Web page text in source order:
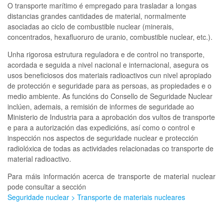
O transporte marítimo é empregado para trasladar a longas
distancias grandes cantidades de material, normalmente
asociadas ao ciclo de combustible nuclear (minerais,
concentrados, hexafluoruro de uranio, combustible nuclear, etc.).
Unha rigorosa estrutura reguladora e de control no transporte,
acordada e seguida a nivel nacional e internacional, asegura os
usos beneficiosos dos materiais radioactivos cun nivel apropiado
de protección e seguridade para as persoas, as propiedades e o
medio ambiente. As funcións do Consello de Seguridade Nuclear
inclúen, ademais, a remisión de informes de seguridade ao
Ministerio de Industria para a aprobación dos vultos de transporte
e para a autorización das expedicións, así como o control e
inspección nos aspectos de seguridade nuclear e protección
radiolóxica de todas as actividades relacionadas co transporte de
material radioactivo.
Para máis información acerca de transporte de material nuclear
pode consultar a sección
Seguridade nuclear > Transporte de materiais nucleares